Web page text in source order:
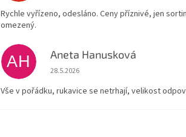
Rychle vyřízeno, odesláno. Ceny příznivé, jen
omezený.
AH Aneta Hanusková
Hodnocení obchodu je 5 z 5 hvězdiček.
28.5.2026
Vše v pořádku, rukavice se netrhají, velikost